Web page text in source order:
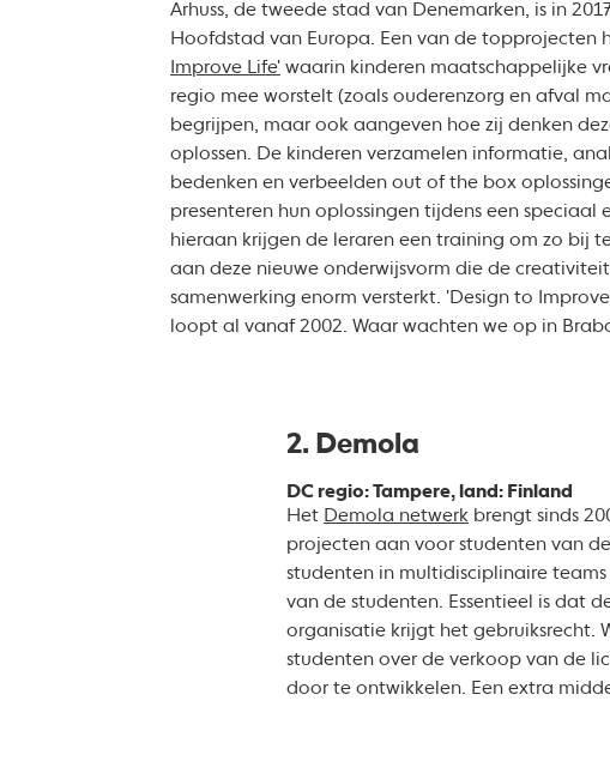
Arhuss, de tweede stad van Denemarken, is in
Hoofdstad van Europa. Een van de topprojecten
Improve Life'waarin kinderen maatschappelijke
regio mee worstelt (zoals ouderenzorg en afval
begrijpen, maar ook aangeven hoe zij denken
oplossen. De kinderen verzamelen informatie,
bedenken en verbeelden out of the box
presenteren hun oplossingen tijdens een speciaal
hieraan krijgen de leraren een training om zo bij
aan deze nieuwe onderwijsvorm die de
samenwerking enorm versterkt. 'Design to
loopt al vanaf 2002. Waar wachten we op in
2. Demola
DC regio: Tampere, land: Finland
Het Demola netwerk brengt sinds
projecten aan voor studenten van
studenten in multidisciplinaire
van de studenten. Essentieel is dat
organisatie krijgt het gebruiksrecht.
studenten over de verkoop van de
door te ontwikkelen. Een extra